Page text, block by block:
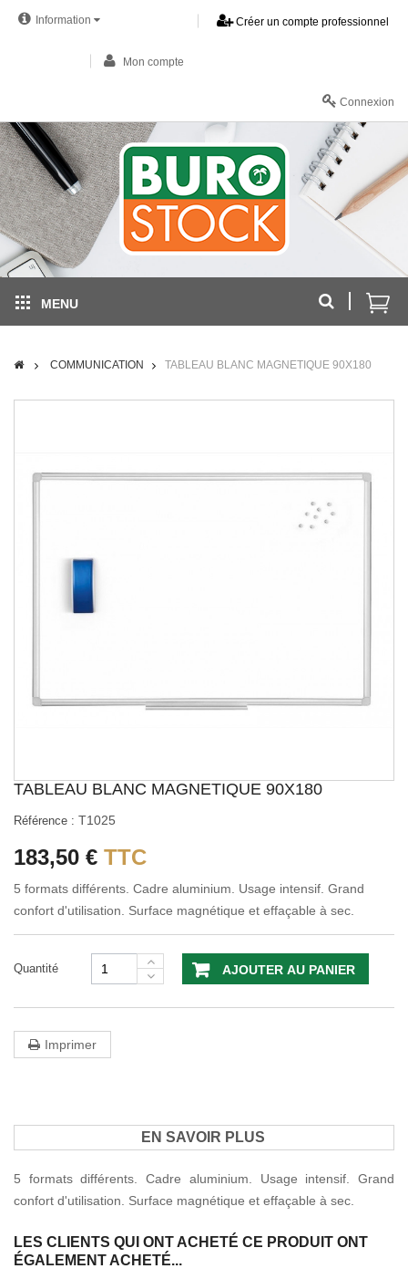
Information Créer un compte professionnel
Mon compte
Connexion
MENU
COMMUNICATION TABLEAU BLANC MAGNETIQUE 90X180
TABLEAU BLANC MAGNETIQUE 90X180
Référence : T1025
183,50 € TTC
5 formats différents. Cadre aluminium. Usage intensif. Grand
confort d'utilisation. Surface magnétique et effaçable à sec.
Quantité AJOUTER AU PANIER
Imprimer
EN SAVOIR PLUS
5 formats différents. Cadre aluminium. Usage intensif. Grand
confort d'utilisation. Surface magnétique et effaçable à sec.
LES CLIENTS QUI ONT ACHETÉ CE PRODUIT ONT
ÉGALEMENT ACHETÉ...